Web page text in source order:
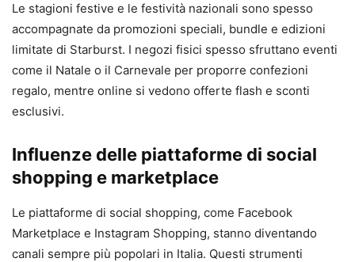
Le stagioni festive e le festività nazionali sono spesso
accompagnate da promozioni speciali, bundle e edizioni
limitate di Starburst. I negozi fisici spesso sfruttano eventi
come il Natale o il Carnevale per proporre confezioni
regalo, mentre online si vedono offerte flash e sconti
esclusivi.
Influenze delle piattaforme di social
shopping e marketplace
Le piattaforme di social shopping, come Facebook
Marketplace e Instagram Shopping, stanno diventando
canali sempre più popolari in Italia. Questi strumenti